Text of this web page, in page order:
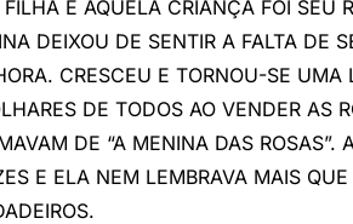
E AQUELA CRIANÇA FOI SEU
DEIXOU DE SENTIR A FALTA DE
CRESCEU E TORNOU-SE
DE TODOS AO VENDER AS
DE “A MENINA DAS ROSAS”.
E ELA NEM LEMBRAVA MAIS